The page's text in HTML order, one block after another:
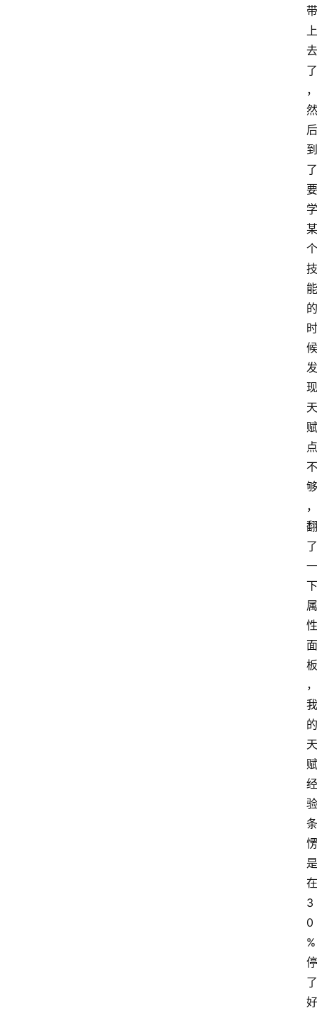
带
上
去
了
，
然
后
到
了
要
学
某
个
技
能
的
时
候
发
现
天
赋
点
不
够
，
翻
了
一
下
属
性
面
板
，
我
的
天
赋
经
验
条
愣
是
在
3
0
%
停
了
好